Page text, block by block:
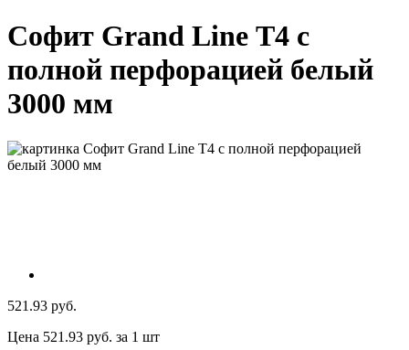
Софит Grand Line Т4 с
полной перфорацией белый
3000 мм
521.93 руб.
Цена 521.93 руб. за 1 шт